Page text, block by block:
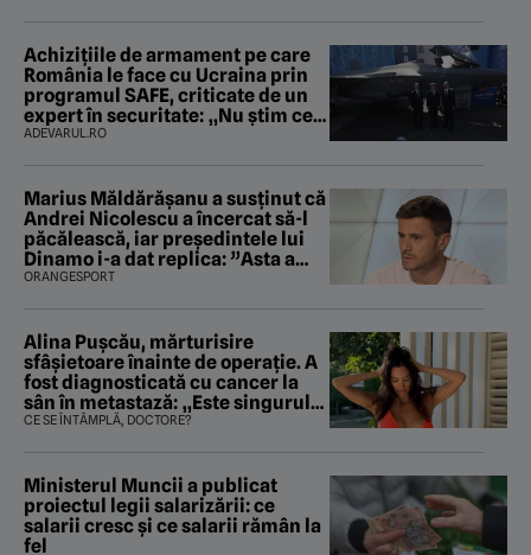
Achizițiile de armament pe care
România le face cu Ucraina prin
programul SAFE, criticate de un
expert în securitate: „Nu știm ce
arme ne trebuie”
ADEVARUL.RO
Marius Măldărăşanu a susţinut că
Andrei Nicolescu a încercat să-l
păcălească, iar preşedintele lui
Dinamo i-a dat replica: ”Asta a
fost istoria”
ORANGESPORT
Alina Pușcău, mărturisire
sfâșietoare înainte de operație. A
fost diagnosticată cu cancer la
sân în metastază: „Este singurul
tratament care o să mă ajute să
CE SE ÎNTÂMPLĂ, DOCTORE?
Ministerul Muncii a publicat
proiectul legii salarizării: ce
salarii cresc și ce salarii rămân la
fel